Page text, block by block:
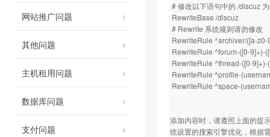
网站推广问题
其他问题
主机租用问题
数据库问题
支付问题
# 修改以下语句中的 /discuz
RewriteBase /discuz
# Rewrite 系统规则请勿修改
RewriteRule ^archiver/([a-
RewriteRule ^forum-([0-9]+)-
RewriteRule ^thread-([0-
RewriteRule ^profile-
RewriteRule ^space-
添加内容时，请遵照上面的提
统设置的搜索引擎优化，根据